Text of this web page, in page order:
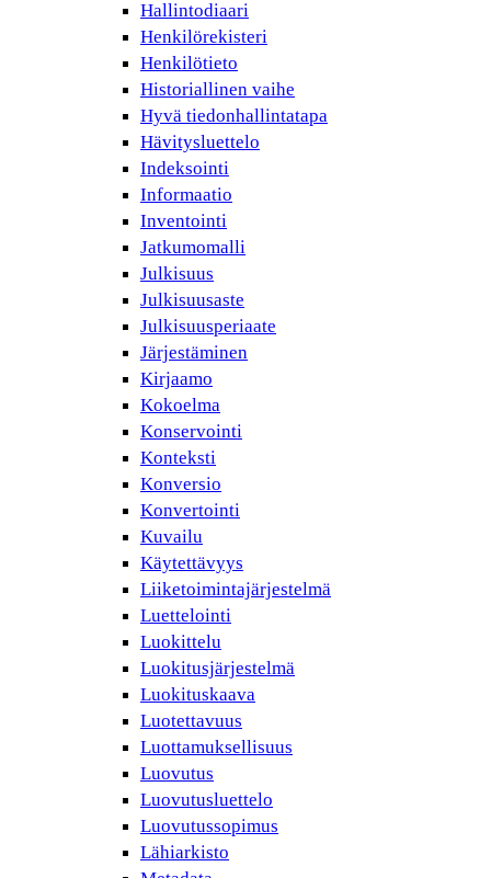
Hallintodiaari
Henkilörekisteri
Henkilötieto
Historiallinen vaihe
Hyvä tiedonhallintatapa
Hävitysluettelo
Indeksointi
Informaatio
Inventointi
Jatkumomalli
Julkisuus
Julkisuusaste
Julkisuusperiaate
Järjestäminen
Kirjaamo
Kokoelma
Konservointi
Konteksti
Konversio
Konvertointi
Kuvailu
Käytettävyys
Liiketoimintajärjestelmä
Luettelointi
Luokittelu
Luokitusjärjestelmä
Luokituskaava
Luotettavuus
Luottamuksellisuus
Luovutus
Luovutusluettelo
Luovutussopimus
Lähiarkisto